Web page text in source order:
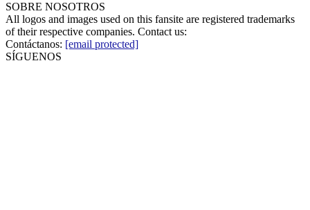
SOBRE NOSOTROS
All logos and images used on this fansite are registered trademarks
of their respective companies. Contact us:
Contáctanos: [email protected]
SÍGUENOS